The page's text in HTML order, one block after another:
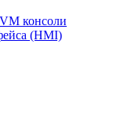
консоли
(HMI)